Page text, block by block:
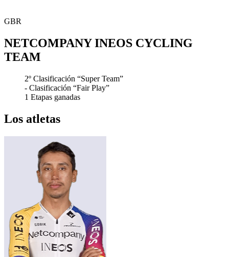
GBR
NETCOMPANY INEOS CYCLING
TEAM
2º Clasificación “Super Team”
- Clasificación “Fair Play”
1 Etapas ganadas
Los atletas